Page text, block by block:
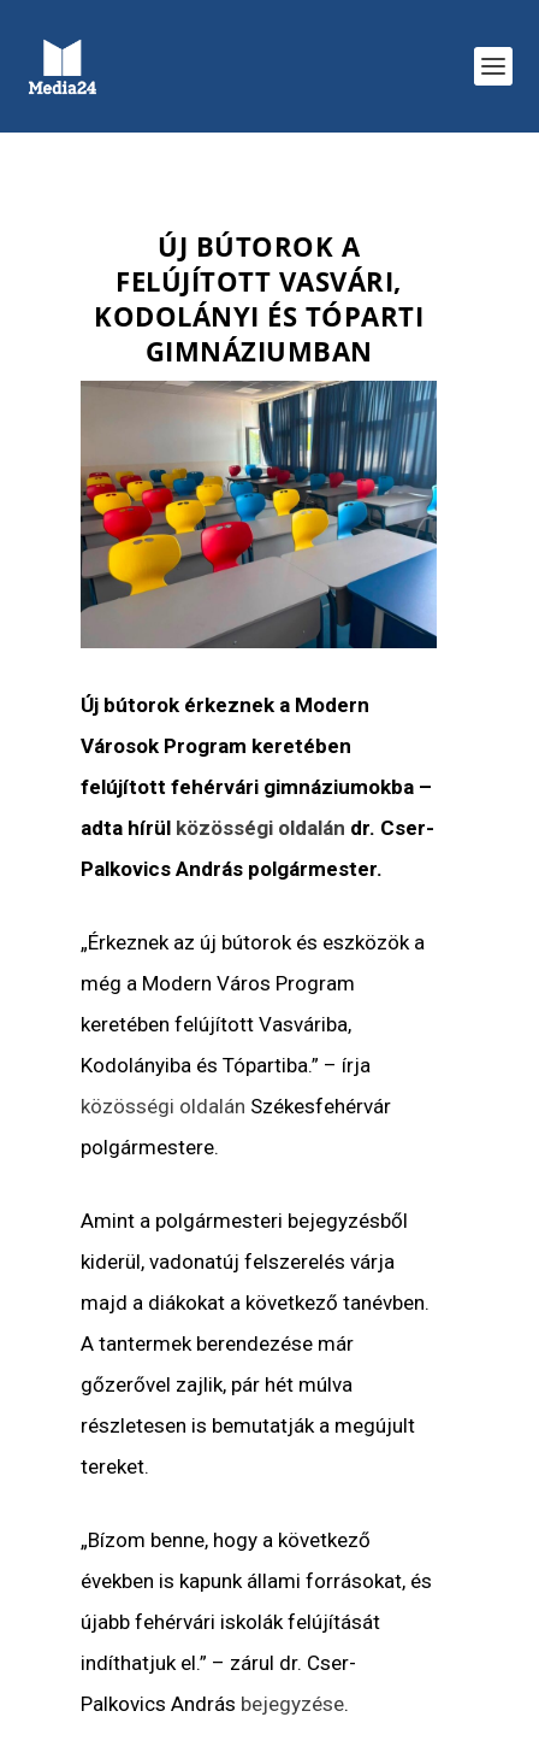
ÚJ BÚTOROK A
FELÚJÍTOTT VASVÁRI,
KODOLÁNYI ÉS TÓPARTI
GIMNÁZIUMBAN
Új bútorok érkeznek a Modern
Városok Program keretében
felújított fehérvári gimnáziumokba –
adta hírül közösségi oldalán dr. Cser-
Palkovics András polgármester.
„Érkeznek az új bútorok és eszközök a
még a Modern Város Program
keretében felújított Vasváriba,
Kodolányiba és Tópartiba.” – írja
közösségi oldalán Székesfehérvár
polgármestere.
Amint a polgármesteri bejegyzésből
kiderül, vadonatúj felszerelés várja
majd a diákokat a következő tanévben.
A tantermek berendezése már
gőzerővel zajlik, pár hét múlva
részletesen is bemutatják a megújult
tereket.
„Bízom benne, hogy a következő
években is kapunk állami forrásokat, és
újabb fehérvári iskolák felújítását
indíthatjuk el.” – zárul dr. Cser-
Palkovics András bejegyzése.